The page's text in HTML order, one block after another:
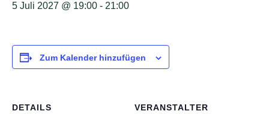
5 Juli 2027 @ 19:00 - 21:00
Zum Kalender hinzufügen
DETAILS VERANSTALTER